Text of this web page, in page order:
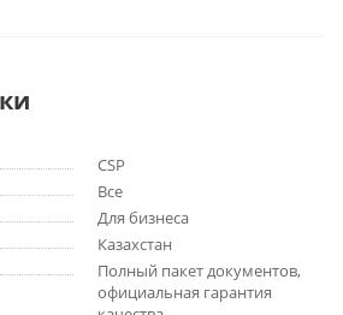
CSP
Все
Для бизнеса
Казахстан
Полный пакет документов,
официальная гарантия